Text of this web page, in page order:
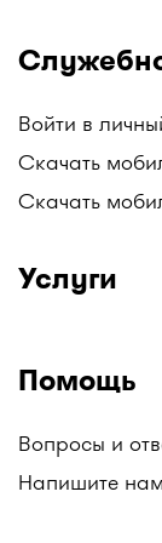
Войти в
Скачать
Скачать
Услуги
Помощь
Вопросы и
Напишите нам